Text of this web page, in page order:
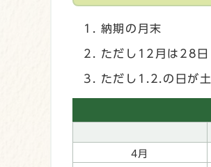
納期の月末
ただし12月は28日
ただし1.2.の日が
4月